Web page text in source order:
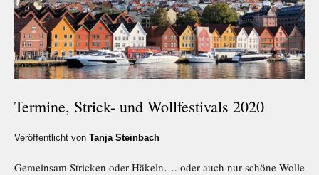
Termine, Strick- und Wollfestivals 2020
Veröffentlicht von Tanja Steinbach
Gemeinsam Stricken oder Häkeln…. oder auch nur schöne Wolle